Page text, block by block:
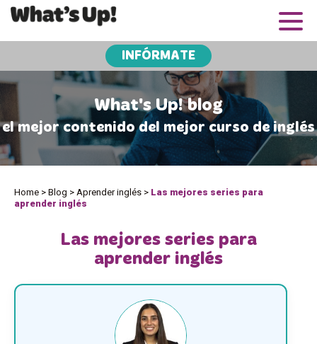
INFÓRMATE
What's Up! blog
el mejor contenido del mejor curso de inglés
Home > Blog > Aprender inglés > Las mejores series para
aprender inglés
Las mejores series para
aprender inglés